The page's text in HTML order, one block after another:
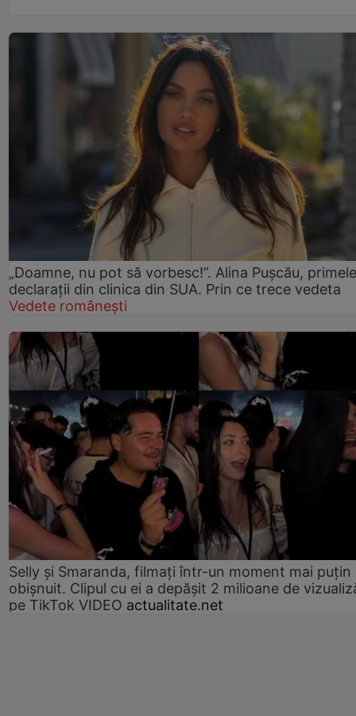
„Doamne, nu pot să vorbesc!”. Alina Pușcău, primele
declarații din clinica din SUA. Prin ce trece vedeta
Vedete românești
Selly și Smaranda, filmați într-un moment mai puțin
obișnuit. Clipul cu ei a depășit 2 milioane de
pe TikTok VIDEO actualitate.net